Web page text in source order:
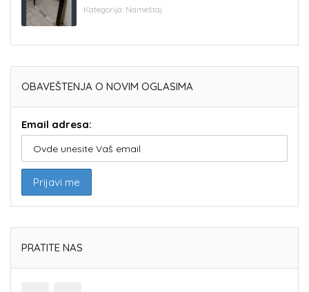
Kategorija: Nameštaj
OBAVEŠTENJA O NOVIM OGLASIMA
Email adresa:
PRATITE NAS